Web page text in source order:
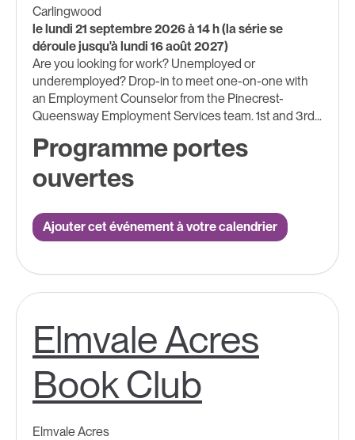
Carlingwood
le lundi 21 septembre 2026 à 14 h (la série se
déroule jusqu'à lundi 16 août 2027)
Are you looking for work? Unemployed or
underemployed? Drop-in to meet one-on-one with
an Employment Counselor from the Pinecrest-
Queensway Employment Services team. 1st and 3rd...
Programme portes
ouvertes
Ajouter cet événement à votre calendrier
Elmvale Acres
Book Club
Elmvale Acres